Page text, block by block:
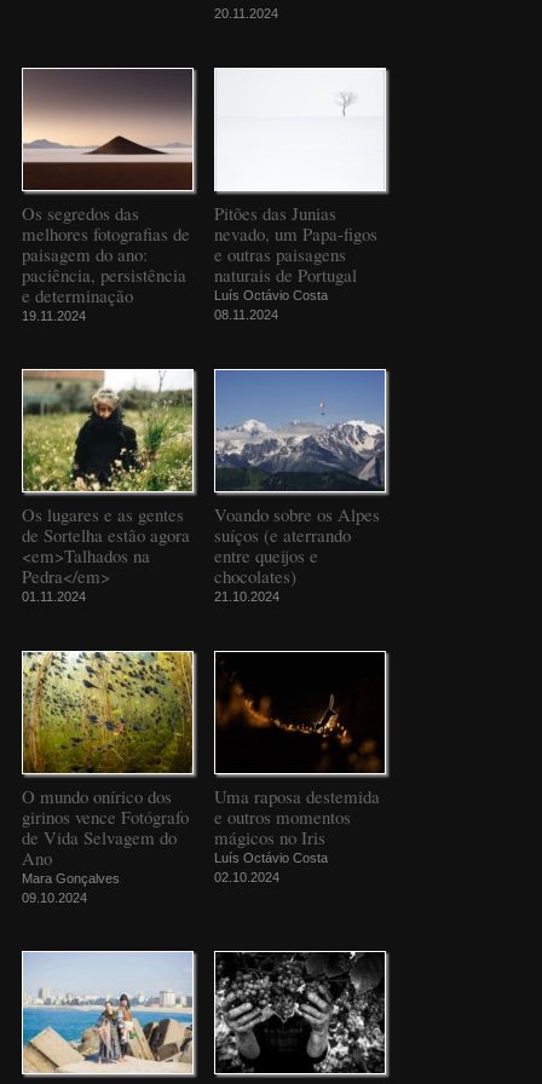
20.11.2024
Os segredos das
melhores fotografias de
paisagem do ano:
paciência, persistência
e determinação
19.11.2024
Pitões das Junias
nevado, um Papa-figos
e outras paisagens
naturais de Portugal
Luís Octávio Costa
08.11.2024
Os lugares e as gentes
de Sortelha estão agora
<em>Talhados na
Pedra</em>
01.11.2024
Voando sobre os Alpes
suíços (e aterrando
entre queijos e
chocolates)
21.10.2024
O mundo onírico dos
girinos vence Fotógrafo
de Vida Selvagem do
Ano
Mara Gonçalves
09.10.2024
Uma raposa destemida
e outros momentos
mágicos no Iris
Luís Octávio Costa
02.10.2024